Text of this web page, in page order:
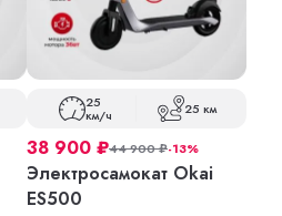
25
км/ч 25 км
38 900 ₽44 900₽-13%
Электросамокат Okai
ES500